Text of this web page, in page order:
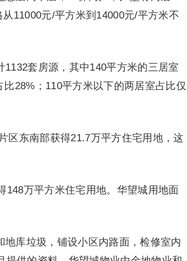
11000元/平方米到14000元/平方米不
套房源，其中140平方米的三居室
28%；110平方米以下的两居室占比仅
区东南部获得21.7万平方住宅用地，这
148万平方米住宅用地。华望城用地面
库垃圾，铺设小区内路面，检修室内